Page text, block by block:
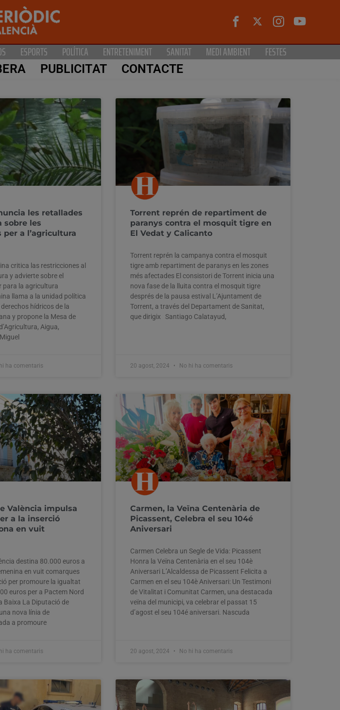
ESPORTS POLÍTICA ENTRETENIMENT SANITAT MEDI AMBIENT FESTES
PUBLICITAT CONTACTE
les retallades
sobre les
per a l’agricultura
critica las restricciones al
y advierte sobre el
para la agricultura
llama a la unidad política
hídricos de la
y propone la Mesa de
Aigua,
ha comentaris
Torrent reprén de repartiment de
paranys contra el mosquit tigre en
El Vedat y Calicanto
Torrent reprén la campanya contra el mosquit
tigre amb repartiment de paranys en les zones
més afectades El consistori de Torrent inicia una
nova fase de la lluita contra el mosquit tigre
després de la pausa estival L’Ajuntament de
Torrent, a través del Departament de Sanitat,
que dirigix Santiago Calatayud,
20 agost, 2024 No hi ha comentaris
València impulsa
a la inserció
en vuit
destina 80.000 euros a
en vuit comarques
per promoure la igualtat
euros per a Pactem Nord
Baixa La Diputació de
nova línia de
a promoure
ha comentaris
Carmen, la Veïna Centenària de
Picassent, Celebra el seu 104é
Aniversari
Carmen Celebra un Segle de Vida: Picassent
Honra la Veïna Centenària en el seu 104è
Aniversari L’Alcaldessa de Picassent Felicita a
Carmen en el seu 104è Aniversari: Un Testimoni
de Vitalitat i Comunitat Carmen, una destacada
veïna del municipi, va celebrar el passat 15
d’agost el seu 104é aniversari. Nascuda
20 agost, 2024 No hi ha comentaris